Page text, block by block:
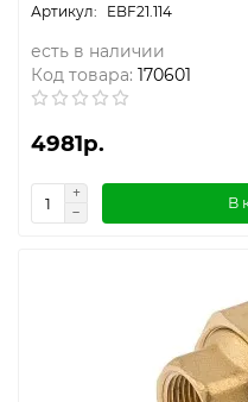
EBF21.114
есть в наличии
Код товара: 170601
4981р.
В